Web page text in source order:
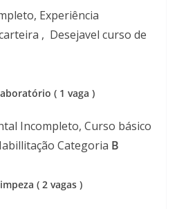
Experiência
, Desejavel curso de
( 1 vaga )
Incompleto, Curso básico
Categoria B
( 2 vagas )